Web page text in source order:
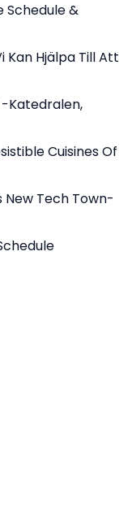
Schedule &
Kan Hjälpa Till Att
-katedralen,
Cuisines Of
New Tech Town-